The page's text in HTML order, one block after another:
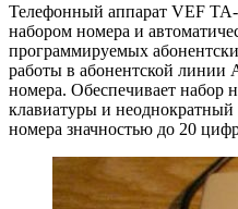
Телефонный аппарат VEF
набором номера и
программируемых
работы в абонентской
номера. Обеспечивает набор
клавиатуры и неоднократный
номера значностью до 20